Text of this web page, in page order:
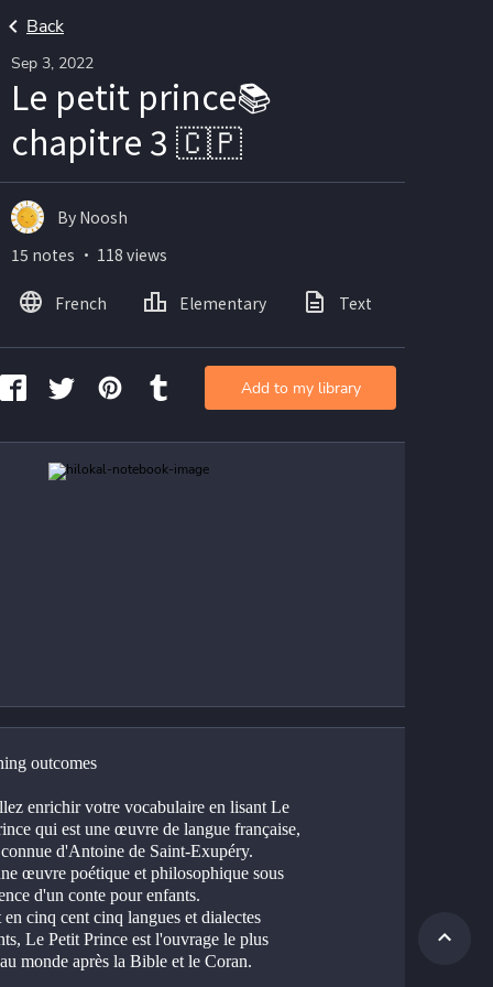
Back
Sep 3, 2022
Le petit prince📚
chapitre 3 🇨🇵
outcomes
enrichir votre vocabulaire en lisant Le
qui est une œuvre de langue française,
d'Antoine de Saint-Exupéry.
œuvre poétique et philosophique sous
d'un conte pour enfants.
en cinq cent cinq langues et dialectes
Le Petit Prince est l'ouvrage le plus
monde après la Bible et le Coran.
By Noosh
15 notes ・ 118 views
French Elementary Text
Add to my library